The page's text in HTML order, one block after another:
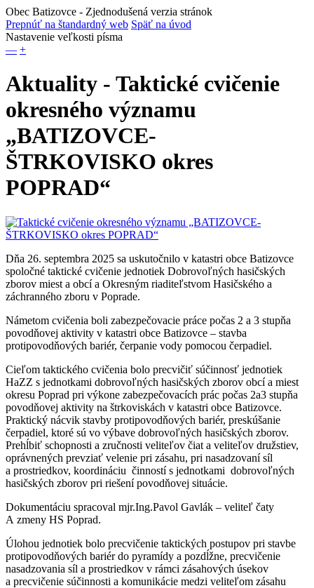
Obec Batizovce - Zjednodušená verzia stránok
Prepnúť na štandardný web Späť na úvod
Nastavenie veľkosti písma
— +
Aktuality - Taktické cvičenie
okresného významu
„BATIZOVCE-
ŠTRKOVISKO okres
POPRAD“
Dňa 26. septembra 2025 sa uskutočnilo v katastri obce Batizovce
spoločné taktické cvičenie jednotiek Dobrovoľných hasičských
zborov miest a obcí a Okresným riaditeľstvom Hasičského a
záchranného zboru v Poprade.
Námetom cvičenia boli zabezpečovacie práce počas 2 a 3 stupňa
povodňovej aktivity v katastri obce Batizovce – stavba
protipovodňových bariér, čerpanie vody pomocou čerpadiel.
Cieľom taktického cvičenia bolo precvičiť súčinnosť jednotiek
HaZZ s jednotkami dobrovoľných hasičských zborov obcí a miest
okresu Poprad pri výkone zabezpečovacích prác počas 2a3 stupňa
povodňovej aktivity na štrkoviskách v katastri obce Batizovce.
Praktický nácvik stavby protipovodňových bariér, preskúšanie
čerpadiel, ktoré sú vo výbave dobrovoľných hasičských zborov.
Prehĺbiť schopnosti a zručnosti veliteľov čiat a veliteľov družstiev,
oprávnených prevziať velenie pri zásahu, pri nasadzovaní síl
a prostriedkov, koordináciu činností s jednotkami dobrovoľných
hasičských zborov pri riešení povodňovej situácie.
Dokumentáciu spracoval mjr.Ing.Pavol Gavlák – veliteľ čaty
A zmeny HS Poprad.
Úlohou jednotiek bolo precvičenie taktických postupov pri stavbe
protipovodňových bariér do pyramídy a pozdĺžne, precvičenie
nasadzovania síl a prostriedkov v rámci zásahových úsekov
a precvičenie súčinnosti a komunikácie medzi veliteľom zásahu